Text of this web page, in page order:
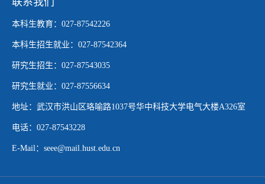
本科生教育：027-87542226
本科生招生就业：027-87542364
研究生招生：027-87543035
研究生就业：027-87556634
地址：武汉市洪山区珞喻路1037号华中科技大学电气大楼A326室
电话：027-87543228
E-Mail：seee@mail.hust.edu.cn